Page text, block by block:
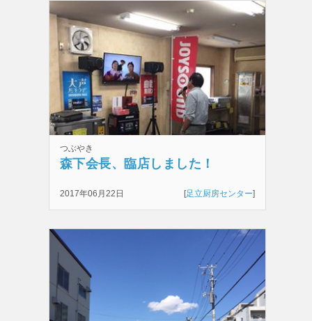
つぶやき
森下会長、臨店しました！
2017年06月22日 [足立厨房センター]